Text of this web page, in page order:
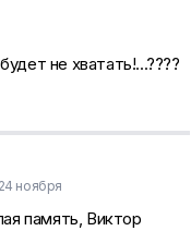
не хватать!...????
24 ноября
память, Виктор